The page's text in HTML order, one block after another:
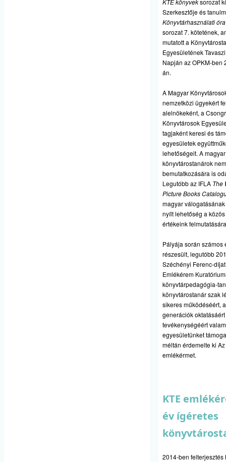
KTE könyveksorozat
Szerkesztője és
Könyvtárhasználati
sorozat 7. kötetének,
mutatott a
Egyesületének
Napján az OPKM-ben
án.
A Magyar
nemzetközi ügyekért
alelnökeként, a
Könyvtárosok
tagjaként keresi és
egyesületek
lehetőségeit. A magyar
könyvtárostanárok
bemutatkozására is
Legutóbb az IFLA The
Picture Books
magyar
nyílt lehetőség a
értékeink
Pályája során számos
részesült, legutóbb
Széchényi Ferenc-
Emlékérem
könyvtárpedagógia-
könyvtárostanár szak
sikeres működéséért,
generációk
tevékenységéért
egyesületünket
méltán érdemelte ki
emlékérmet.
KTE
év ígéretes
2014-ben felterjesztés